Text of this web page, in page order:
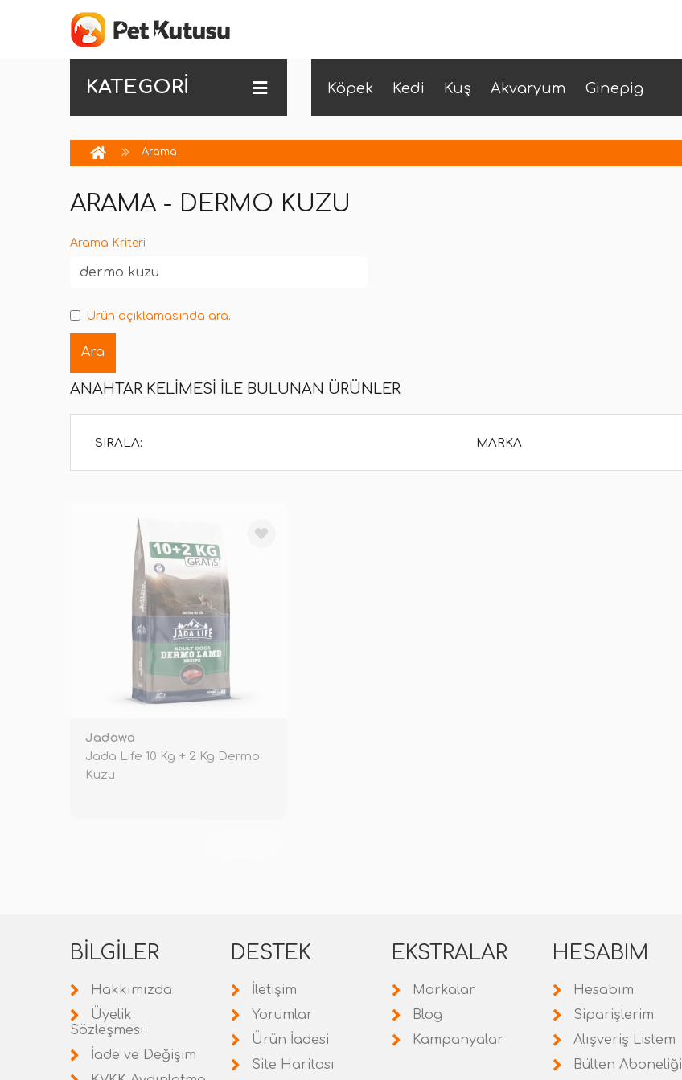
KATEGORİ Köpek Kedi Kuş Akvaryum Ginepig
Arama
ARAMA - DERMO KUZU
Arama Kriteri
Ürün açıklamasında ara.
ANAHTAR KELIMESI ILE BULUNAN ÜRÜNLER
SIRALA: MARKA
Jadawa
Jada Life 10 Kg + 2 Kg Dermo
Kuzu
BILGILER
Hakkımızda
Üyelik
Sözleşmesi
İade ve Değişim
DESTEK
İletişim
Yorumlar
Ürün İadesi
Site Haritası
EKSTRALAR
Markalar
Blog
Kampanyalar
HESABIM
Hesabım
Siparişlerim
Alışveriş Listem
Bülten Aboneliği